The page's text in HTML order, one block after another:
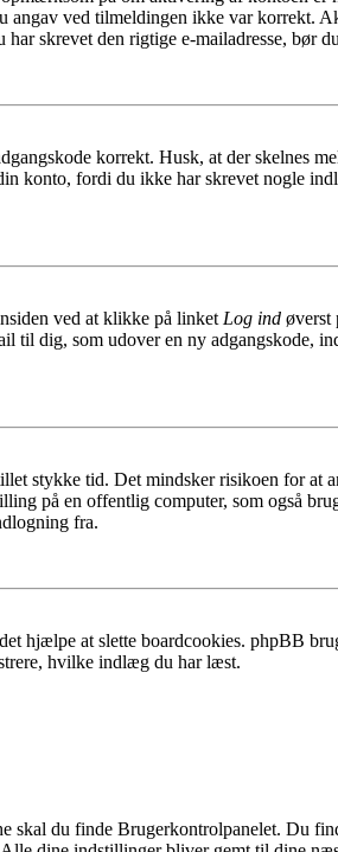
ved tilmeldingen ikke var korrekt.
skrevet den rigtige e-mailadresse, bør
korrekt. Husk, at der skelnes
konto, fordi du ikke har skrevet nogle
ved at klikke på linket Log ind øverst
til dig, som udover en ny adgangskode,
stykke tid. Det mindsker risikoen for at
på en offentlig computer, som også
fra.
hjælpe at slette boardcookies. phpBB
hvilke indlæg du har læst.
du finde Brugerkontrolpanelet. Du